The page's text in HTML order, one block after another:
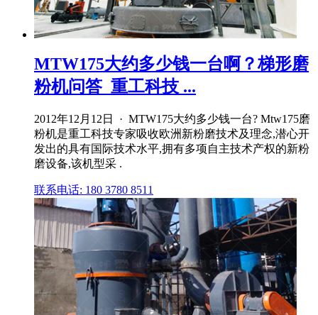
MTW175大约多少钱一台啊？梯形磨
粉机问答_重工科技 ...
2012年12月12日 · MTW175大约多少钱一台? Mtw175磨
粉机是重工科技专家吸收欧洲新粉磨技术及理念,潜心开
发出的具有国际技术水平,拥有多项自主技术产权的新粉
磨设备,该机型采 .
联系电话: 180 3780 8511